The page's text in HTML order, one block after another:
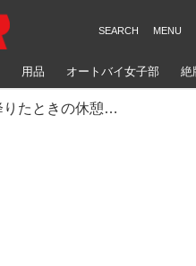
用品 オートバイ女子部 絶
バイクを降りたときの休憩にも普段使いでも楽に座れる“プニ”｜プロト「ゲルザブ プニ」